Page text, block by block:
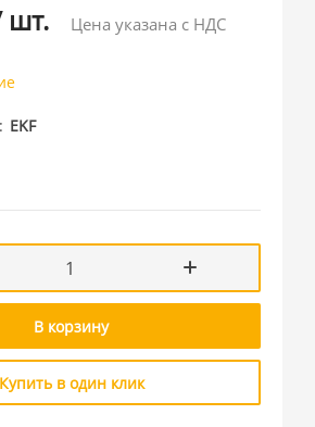
шт. Цена указана с НДС
EKF
В корзину
Купить в один клик